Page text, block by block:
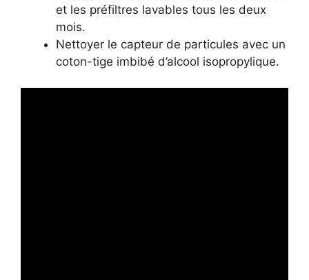
et les préfiltres lavables tous les deux
mois.
Nettoyer le capteur de particules avec un
coton-tige imbibé d’alcool isopropylique.